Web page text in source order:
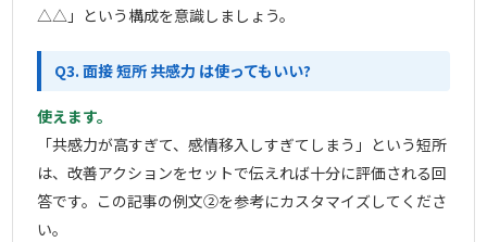
△△」という構成を意識しましょう。
Q3. 面接 短所 共感力 は使ってもいい?
使えます。
「共感力が高すぎて、感情移入しすぎてしまう」という短所
は、改善アクションをセットで伝えれば十分に評価される回
答です。この記事の例文②を参考にカスタマイズしてくださ
い。